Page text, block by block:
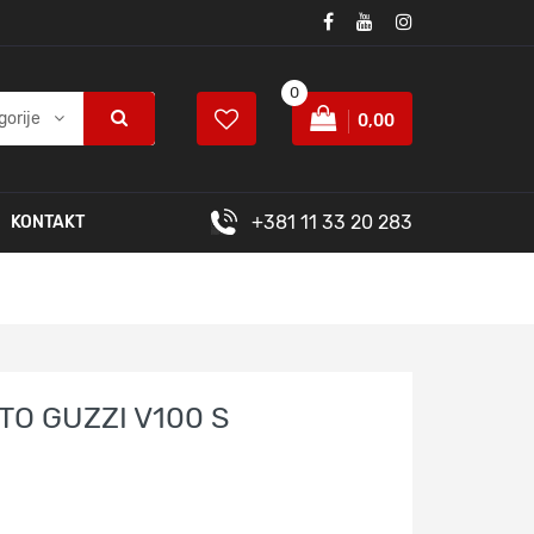
0
0,00
KONTAKT +381 11 33 20 283
GUZZI V100 S